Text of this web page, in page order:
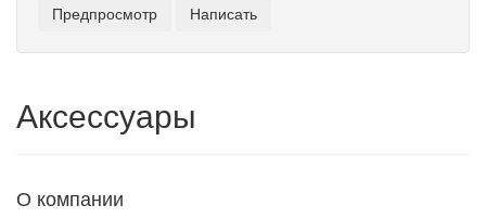
Аксессуары
О компании